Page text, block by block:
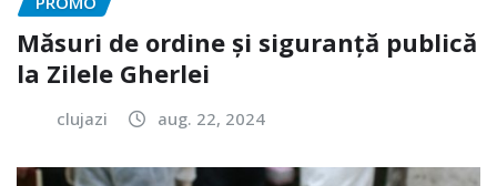
Măsuri de ordine și siguranță publică
la Zilele Gherlei
clujazi aug. 22, 2024